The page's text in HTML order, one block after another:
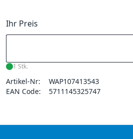
Ihr Preis
1 Stk.
Artikel-Nr:
WAP107413543
EAN Code:
5711145325747